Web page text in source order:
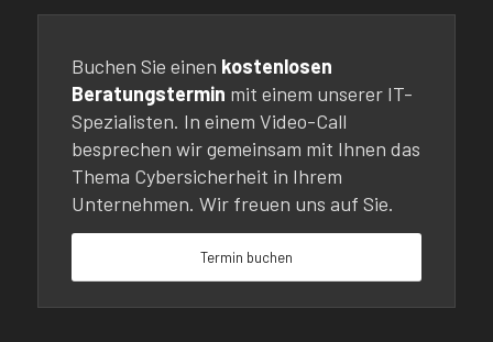
Buchen Sie einen kostenlosen
Beratungstermin mit einem unserer IT-
Spezialisten. In einem Video-Call
besprechen wir gemeinsam mit Ihnen das
Thema Cybersicherheit in Ihrem
Unternehmen. Wir freuen uns auf Sie.
Termin buchen